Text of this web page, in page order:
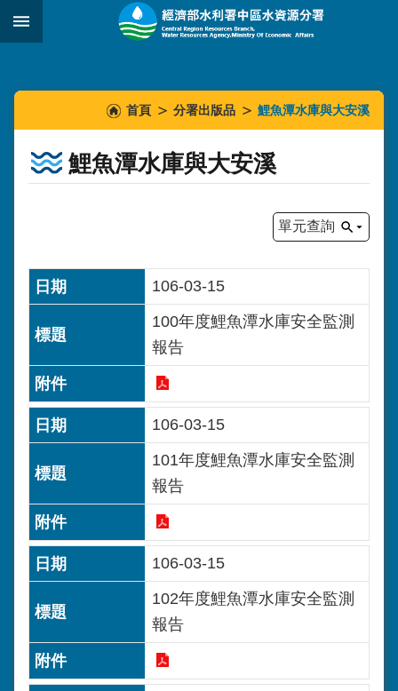
跳到主要內容區塊
::::::
首頁 分署出版品 鯉魚潭水庫與大安溪
鯉魚潭水庫與大安溪
單元查詢
106-03-15
100年度鯉魚潭水庫安全監測
報告
106-03-15
101年度鯉魚潭水庫安全監測
報告
106-03-15
102年度鯉魚潭水庫安全監測
報告